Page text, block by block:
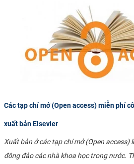
Các tạp chí mở (Open access) miễn phí
xuất bản Elsevier
Xuất bản ở các tạp chí mở (Open access)
đông đảo các nhà khoa học trong nước.